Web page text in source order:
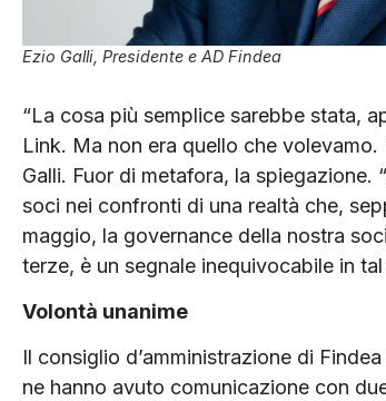
Ezio Galli, Presidente e AD Findea
“La cosa più semplice sarebbe stata,
Link. Ma non era quello che volevamo.
Galli. Fuor di metafora, la
soci nei confronti di una realtà che,
maggio, la governance della nostra
terze, è un segnale inequivocabile in tal
Volontà unanime
Il consiglio d’amministrazione di
ne hanno avuto comunicazione con